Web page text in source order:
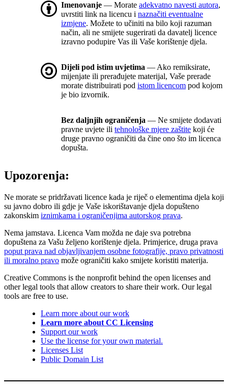
Imenovanje — Morate adekvatno navesti autora,
uvrstiti link na licencu i naznačiti eventualne
izmjene. Možete to učiniti na bilo koji razuman
način, ali ne smijete sugerirati da davatelj licence
izravno podupire Vas ili Vaše korištenje djela.
Dijeli pod istim uvjetima — Ako remiksirate,
mijenjate ili prerađujete materijal, Vaše prerade
morate distribuirati pod istom licencom pod kojom
je bio izvornik.
Bez daljnjih ograničenja — Ne smijete dodavati
pravne uvjete ili tehnološke mjere zaštite koji će
druge pravno ograničiti da čine ono što im licenca
dopušta.
Upozorenja:
Ne morate se pridržavati licence kada je riječ o elementima djela koji
su javno dobro ili gdje je Vaše iskorištavanje djela dopušteno
zakonskim iznimkama i ograničenjima autorskog prava.
Nema jamstava. Licenca Vam možda ne daje sva potrebna
dopuštena za Vašu željeno korištenje djela. Primjerice, druga prava
poput prava nad objavljivanjem osobne fotografije, pravo privatnosti
ili moralno pravo može ograničiti kako smijete koristiti materija.
Creative Commons is the nonprofit behind the open licenses and
other legal tools that allow creators to share their work. Our legal
tools are free to use.
Learn more about our work
Learn more about CC Licensing
Support our work
Use the license for your own material.
Licenses List
Public Domain List